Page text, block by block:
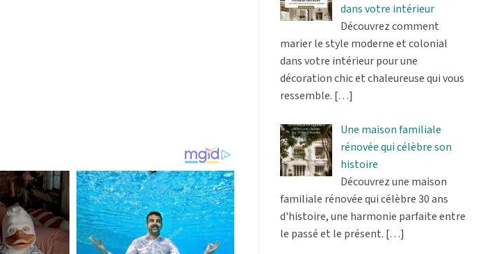
dans votre intérieur
Découvrez comment
marier le style moderne et colonial
dans votre intérieur pour une
décoration chic et chaleureuse qui vous
ressemble. […]
Une maison familiale
rénovée qui célèbre son
histoire
Découvrez une maison
familiale rénovée qui célèbre 30 ans
d'histoire, une harmonie parfaite entre
le passé et le présent. […]